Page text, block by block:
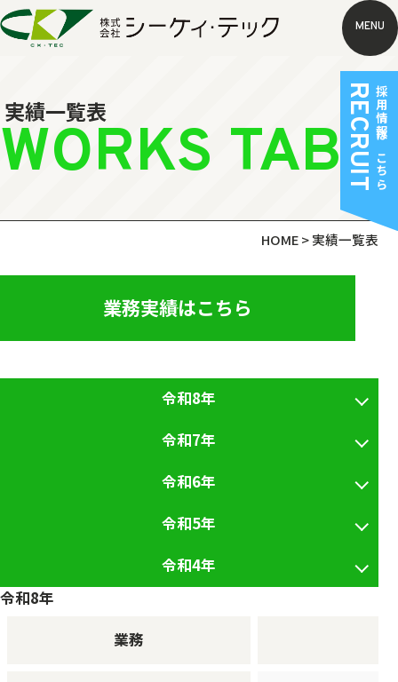
MENU
実績一覧表
WORKS
HOME>実績一覧表
業務実績はこちら
令和8年
令和7年
令和6年
令和5年
令和4年
令和8年
業務
採用情報はこちら
RECRUIT